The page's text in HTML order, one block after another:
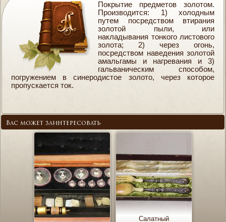
Покрытие предметов золотом.
Производится: 1) холодным
путем посредством втирания
золотой пыли, или
накладывания тонкого листового
золота; 2) через огонь,
посредством наведения золотой
амальгамы и нагревания и 3)
гальваническим способом,
погружением в синеродистое золото, через которое
пропускается ток.
Вас может заинтересовать
Салатный